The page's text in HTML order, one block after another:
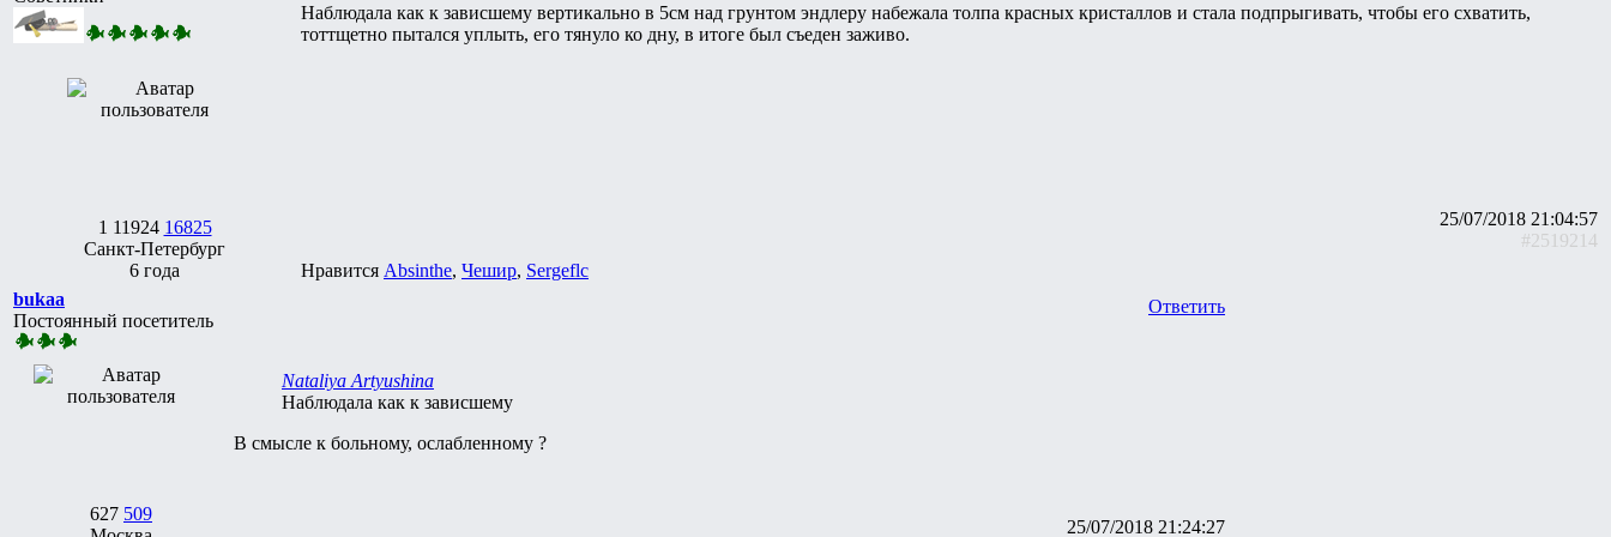
1 11924 16825
Санкт-Петербург
6 года
Наблюдала как к зависшему вертикально в 5см над грунтом эндлеру набежала толпа красных кристаллов и стала подпрыгивать, чтобы его схватить,
тоттщетно пытался уплыть, его тянуло ко дну, в итоге был съеден заживо.
25/07/2018 21:04:57
#2519214
Нравится Absinthe, Чешир, Sergeflc
bukaa
Постоянный посетитель
627 509
Ответить
Nataliya Artyushina
Наблюдала как к зависшему
В смысле к больному, ослабленному ?
25/07/2018 21:24:27